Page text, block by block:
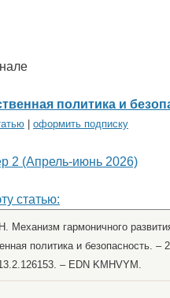
политика и
оформить подписку
2 (Апрель-июнь 2026)
статью:
Механизм гармоничного
политика и безопасность.
– EDN KMHVYM.